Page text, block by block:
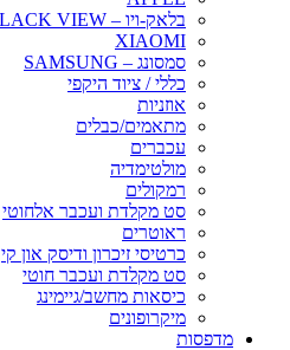
בלאק-ויו – BLACK VIEW
XIAOMI
סמסונג – SAMSUNG
כללי / ציוד היקפי
אוזניות
מתאמים/כבלים
עכברים
מולטימדיה
רמקולים
סט מקלדת ועכבר אלחוטי
ראוטרים
כרטיסי זיכרון ודיסק און קי
סט מקלדת ועכבר חוטי
כיסאות מחשב/גיימינג
מיקרופונים
מדפסות